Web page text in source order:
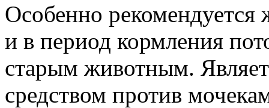
Особенно
и в период кормления
старым животным.
средством против